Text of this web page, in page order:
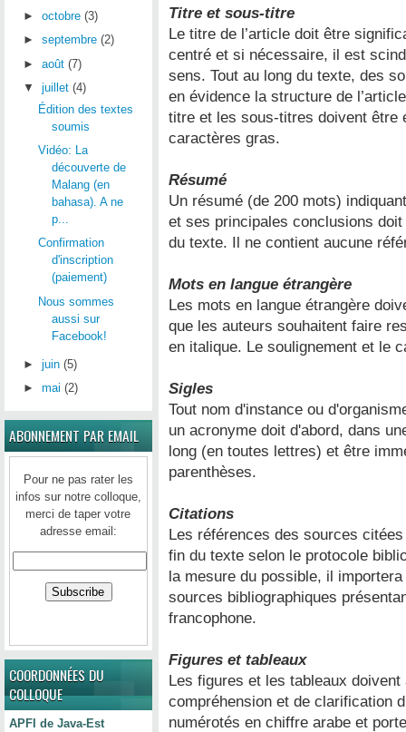
Titre et sous-titre
Le titre de l’article doit être
centré et si nécessaire, il est
sens. Tout au long du texte, des
en évidence la structure de
titre et les sous-titres doivent être
caractères gras.
Résumé
Un résumé (de 200 mots)
et ses principales conclusions
du texte. Il ne contient aucune
Mots en langue étrangère
Les mots en langue étrangère
que les auteurs souhaitent faire
en italique. Le soulignement et le
Sigles
Tout nom d'instance ou
un acronyme doit d'abord, dans
long (en toutes lettres) et être
parenthèses.
Citations
Les références des sources
fin du texte selon le protocole
la mesure du possible, il
sources bibliographiques
francophone.
Figures et tableaux
Les figures et les tableaux
compréhension et de clarification
numérotés en chiffre arabe et
►octobre (3)
►septembre (2)
►août (7)
▼juillet (4)
Édition des textes
soumis
Vidéo: La
découverte de
Malang (en
bahasa). A ne
p...
Confirmation
d'inscription
(paiement)
Nous sommes
aussi sur
Facebook!
►juin (5)
►mai (2)
ABONNEMENT PAR EMAIL
Pour ne pas rater les
infos sur notre colloque,
merci de taper votre
adresse email:
COORDONNÉES DU
COLLOQUE
APFI de Java-Est